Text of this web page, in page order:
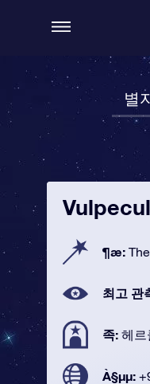
별
¶æ:
최고 관
족: 헤르
À§µµ: